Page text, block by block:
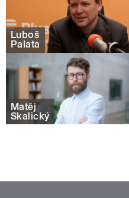
Luboš
Palata
Matěj
Skalický